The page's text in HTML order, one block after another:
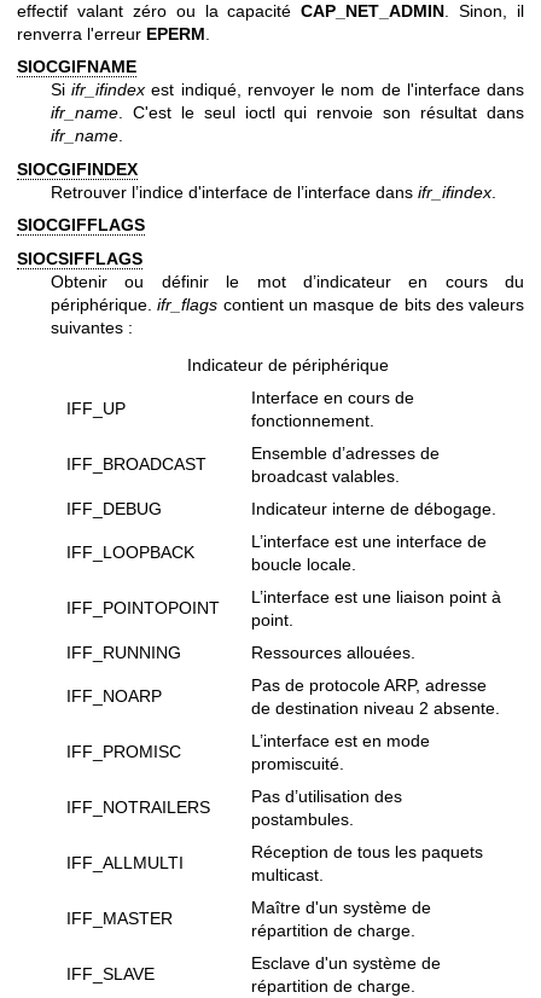
effectif valant zéro ou la capacitéCAP_NET_ADMIN . Sinon, il
renverra l'erreur EPERM
SIOCGIFNAME
Siifr_ifindex est indiqué, renvoyer le nom de l'interface dans
ifr_name. C'est le seul ioctl qui renvoie son résultat dans
ifr_name.
SIOCGIFINDEX
Retrouver l’indice d'interface de l’interface dans ifr_ifindex
SIOCGIFFLAGS
SIOCSIFFLAGS
Obtenir ou définir le mot d’indicateur en cours du
périphérique.ifr_flags contient un masque de bits des valeurs
suivantes :
Indicateur de périphérique
IFF_UP
Interface en cours de
fonctionnement.
IFF_BROADCAST
Ensemble d’adresses de
broadcast valables.
IFF_DEBUG
Indicateur interne de débogage.
IFF_LOOPBACK
L’interface est une interface de
boucle locale.
IFF_POINTOPOINT
L’interface est une liaison point à
point.
IFF_RUNNING
Ressources allouées.
IFF_NOARP
Pas de protocole ARP, adresse
de destination niveau 2 absente.
IFF_PROMISC
L’interface est en mode
promiscuité.
IFF_NOTRAILERS
Pas d’utilisation des
postambules.
IFF_ALLMULTI
Réception de tous les paquets
multicast.
IFF_MASTER
Maître d'un système de
répartition de charge.
IFF_SLAVE
Esclave d'un système de
répartition de charge.